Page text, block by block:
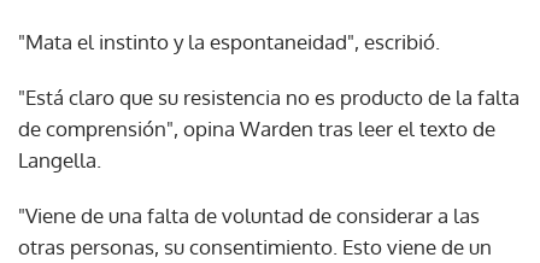
"Mata el instinto y la espontaneidad", escribió.
"Está claro que su resistencia no es producto de la falta
de comprensión", opina Warden tras leer el texto de
Langella.
"Viene de una falta de voluntad de considerar a las
otras personas, su consentimiento. Esto viene de un